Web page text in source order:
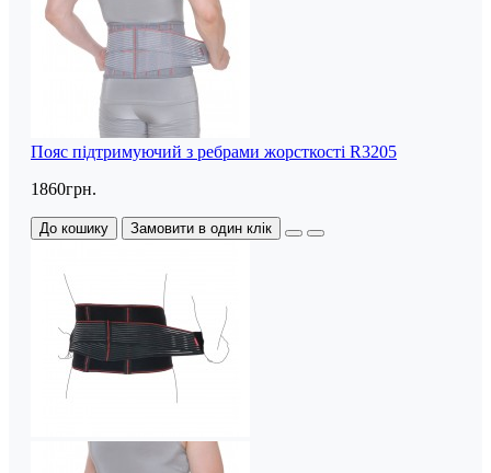
Пояс підтримуючий з ребрами жорсткості R3205
1860грн.
До кошику Замовити в один клік